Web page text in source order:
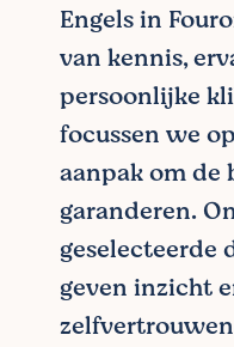
Engels in
van kennis,
persoonlijke
focussen we
aanpak om de
garanderen.
geselecteerde
geven inzicht